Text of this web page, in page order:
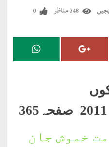
348 مناظر 0
خموش جان